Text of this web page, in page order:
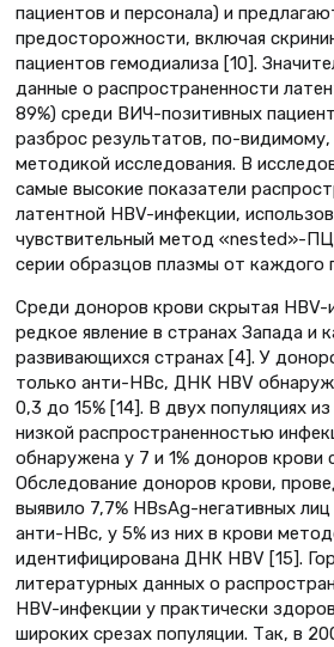
пациентов и персонала) и
предосторожности, включая
пациентов гемодиализа [10].
данные о распространенности
89%) среди ВИЧ-позитивных
разброс результатов, по-видимому,
методикой исследования. В
самые высокие показатели
латентной HBV-инфекции,
чувствительный метод «nested»-
серии образцов плазмы от каждого
Среди доноров крови скрытая HBV-
редкое явление в странах Запада и
развивающихся странах [4]. У
только анти-HBc, ДНК НВV
0,3 до 15% [14]. В двух популяциях
низкой распространенностью
обнаружена у 7 и 1% доноров крови
Обследование доноров крови,
выявило 7,7% HBsAg-негативных
анти-HBc, у 5% из них в крови
идентифицирована ДНК НВV [15].
литературных данных о
HBV-инфекции у практически
широких срезах популяции. Так, в